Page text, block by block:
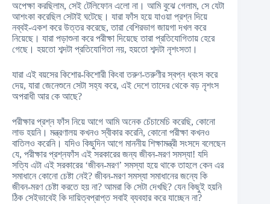
অপেক্ষা করছিলাম, সেই টেলিফোন এলো না। আমি বুঝে গেলাম, সে যেটা
আশংকা করেছিল সেটাই ঘটেছে। যারা ফাঁস হয়ে যাওয়া প্রশ্ন দিয়ে
নব্বই-একশ করে উত্তর করেছে, তারা বেশিরভাগ জায়গা দখল করে
নিয়েছে। যারা পড়াশুনা করে পরীক্ষা দিয়েছে তারা প্রতিযোগিতায় হেরে
গেছে। হয়তো শব্দটা প্রতিযোগিতা নয়, হয়তো শব্দটা নৃশংসতা।
যারা এই বয়সের কিশোর-কিশোরী কিংবা তরুণ-তরুণীর স্বপ্ন ধ্বংস করে
দেয়, যারা জেনেশুনে সেটা সহ্য করে, এই দেশে তাদের থেকে বড় নৃশংস
অপরাধী আর কে আছে?
পরীক্ষার প্রশ্ন ফাঁস নিয়ে আগে আমি অনেক চেঁচামেচি করেছি, কোনো
লাভ হয়নি। মন্ত্রণালয় কখনও স্বীকার করেনি, কোনো পরীক্ষা কখনও
বাতিলও করেনি। যদিও কিছুদিন আগে মাননীয় শিক্ষামন্ত্রী সংসদে বলেছেন
যে, পরীক্ষার প্রশ্নফাঁস এই সরকারের জন্য জীবন-মরণ সমস্যা! যদি
সত্যি এটা এই সরকারের ‘জীবন-মরণ’ সমস্যা হয়ে থাকে তাহলে কেন এর
সমাধানে কোনো চেষ্টা নেই? জীবন-মরণ সমস্যা সমাধানের জন্যে কি
জীবন-মরণ চেষ্টা করতে হয় না? আমরা কি সেটা দেখছি? যেন কিছুই হয়নি
ঠিক সেইভাবেই কি দায়িত্বপ্রাপ্ত সবাই ব্যবহার করে যাচ্ছেন না?